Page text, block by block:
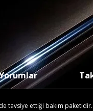
tavsiye ettiği bakım